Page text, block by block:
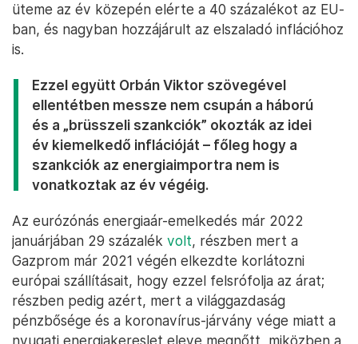
üteme az év közepén elérte a 40 százalékot az EU-
ban, és nagyban hozzájárult az elszaladó inflációhoz
is.
Ezzel együtt Orbán Viktor szövegével
ellentétben messze nem csupán a háború
és a „brüsszeli szankciók” okozták az idei
év kiemelkedő inflációját – főleg hogy a
szankciók az energiaimportra nem is
vonatkoztak az év végéig.
Az eurózónás energiaár-emelkedés már 2022
januárjában 29 százalék volt, részben mert a
Gazprom már 2021 végén elkezdte korlátozni
európai szállításait, hogy ezzel felsrófolja az árat;
részben pedig azért, mert a világgazdaság
pénzbősége és a koronavírus-járvány vége miatt a
nyugati energiakereslet eleve megnőtt, miközben a